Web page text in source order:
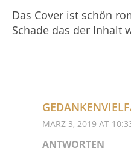
Das Cover ist schön
Schade das der Inhalt
MÄRZ 3, 2019 AT
ANTWORTEN